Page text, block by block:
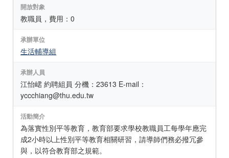
開放對象
教職員，費用：0
承辦單位
生活輔導組
承辦人員
江怡峮 約聘組員 分機：23613 E-mail：
yccchiang@thu.edu.tw
活動簡介
為落實性別平等教育，教育部要求學校教職員工每學年應完
成2小時以上性別平等教育相關研習，請導師們務必撥冗參
與，以符合教育部之規範。